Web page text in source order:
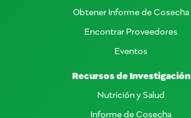
Obtener Informe de Cosecha
Encontrar Proveedores
Eventos
Recursos de Investigación
Nutrición y Salud
Informe de Cosecha